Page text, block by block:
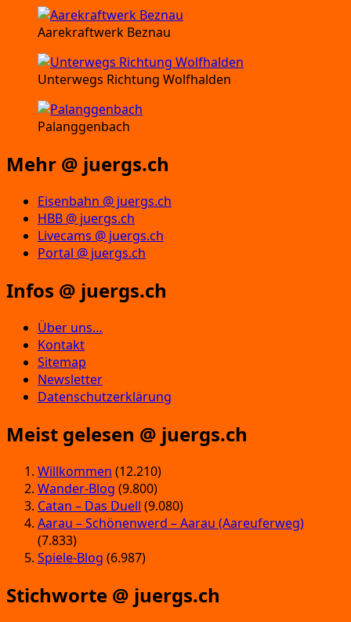
Aarekraftwerk Beznau
Unterwegs Richtung Wolfhalden
Palanggenbach
Mehr @ juergs.ch
Eisenbahn @ juergs.ch
HBB @ juergs.ch
Livecams @ juergs.ch
Portal @ juergs.ch
Infos @ juergs.ch
Über uns…
Kontakt
Sitemap
Newsletter
Datenschutzerklärung
Meist gelesen @ juergs.ch
Willkommen (12.210)
Wander-Blog (9.800)
Catan – Das Duell (9.080)
Aarau – Schönenwerd – Aarau (Aareuferweg)
(7.833)
Spiele-Blog (6.987)
Stichworte @ juergs.ch